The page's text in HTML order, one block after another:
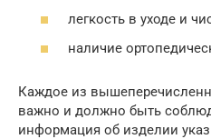
легкость в уходе и
наличие
Каждое из
важно и должно быть
информация об изделии